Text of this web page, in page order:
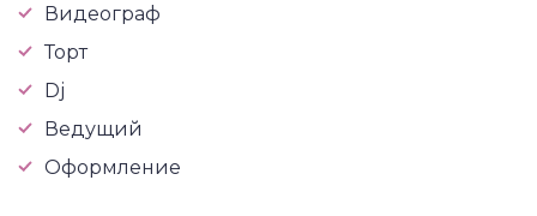
Видеограф
Торт
Dj
Ведущий
Оформление